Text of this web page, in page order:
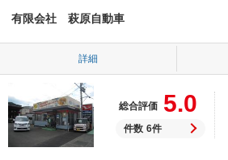
有限会社 萩原自動車
詳細
総合評価 5.0
件数 6件